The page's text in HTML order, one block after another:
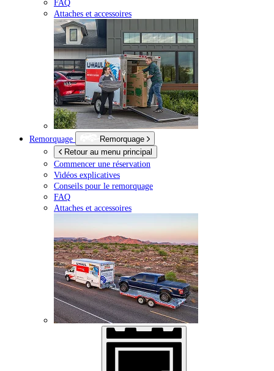
FAQ
Attaches et accessoires
Remorquage
Remorquage
Retour au menu principal
Commencer une réservation
Vidéos explicatives
Conseils pour le remorquage
FAQ
Attaches et accessoires